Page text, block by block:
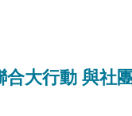
大行動 與社